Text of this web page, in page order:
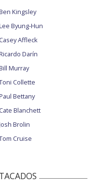
Kingsley
Byung-Hun
Affleck
Darín
Murray
Collette
Bettany
Blanchett
Brolin
Cruise